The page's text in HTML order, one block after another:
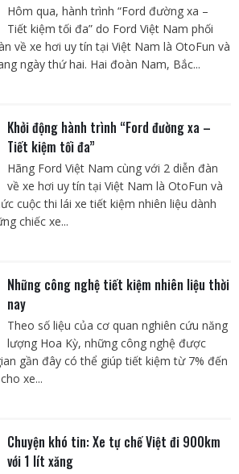
Hôm qua, hành trình “Ford đường xa –
Tiết kiệm tối đa” do Ford Việt Nam phối
về xe hơi uy tín tại Việt Nam là OtoFun và
ngày thứ hai. Hai đoàn Nam, Bắc...
Khởi động hành trình “Ford đường xa –
Tiết kiệm tối đa”
Hãng Ford Việt Nam cùng với 2 diễn đàn
về xe hơi uy tín tại Việt Nam là OtoFun và
cuộc thi lái xe tiết kiệm nhiên liệu dành
chiếc xe...
Những công nghệ tiết kiệm nhiên liệu thời
nay
Theo số liệu của cơ quan nghiên cứu năng
lượng Hoa Kỳ, những công nghệ được
gần đây có thể giúp tiết kiệm từ 7% đến
xe...
Chuyện khó tin: Xe tự chế Việt đi 900km
với 1 lít xăng